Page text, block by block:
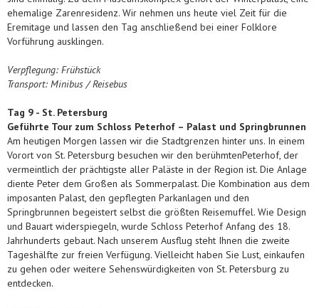
ehemalige Zarenresidenz. Wir nehmen uns heute viel Zeit für die
Eremitage und lassen den Tag anschließend bei einer Folklore
Vorführung ausklingen.
Verpflegung: Frühstück
Transport: Minibus / Reisebus
Tag 9 - St. Petersburg
Geführte Tour zum Schloss Peterhof – Palast und Springbrunnen
Am heutigen Morgen lassen wir die Stadtgrenzen hinter uns. In einem
Vorort von St. Petersburg besuchen wir den berühmtenPeterhof, der
vermeintlich der prächtigste aller Paläste in der Region ist. Die Anlage
diente Peter dem Großen als Sommerpalast. Die Kombination aus dem
imposanten Palast, den gepflegten Parkanlagen und den
Springbrunnen begeistert selbst die größten Reisemuffel. Wie Design
und Bauart widerspiegeln, wurde Schloss Peterhof Anfang des 18.
Jahrhunderts gebaut. Nach unserem Ausflug steht Ihnen die zweite
Tageshälfte zur freien Verfügung. Vielleicht haben Sie Lust, einkaufen
zu gehen oder weitere Sehenswürdigkeiten von St. Petersburg zu
entdecken.